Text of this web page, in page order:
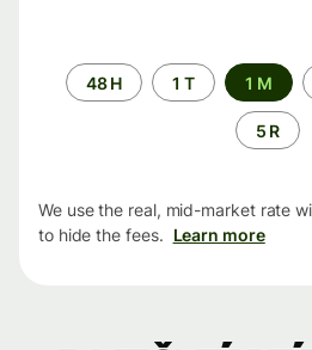
Time
period
48 H 1 T 1 M
5 R
We use the real, mid-market rate
to hide the fees. Learn more